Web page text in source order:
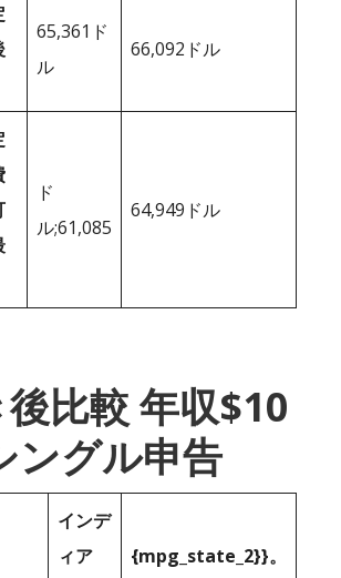
65,361ド
ル
66,092ドル
ド
ル;61,085
64,949ドル
比較 年収$10
ングル申告
インデ
ィア
{mpg_state_2}}。